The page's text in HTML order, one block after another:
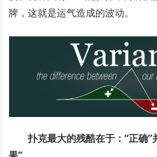
牌，这就是运气造成的波动。
扑克最大的残酷在于：“正确